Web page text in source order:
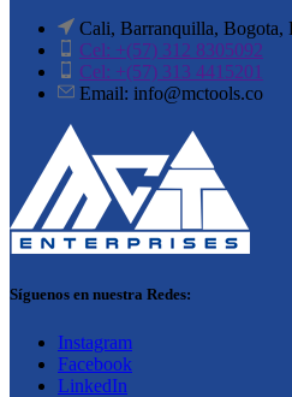
Cali, Barranquilla,
Cel: +(57) 312 8305092
Cel: +(57) 313 4415201
Email: info@mctools.co
Síguenos en nuestra Redes:
Instagram
Facebook
LinkedIn